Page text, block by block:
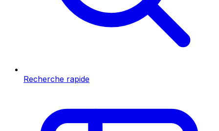
Recherche rapide